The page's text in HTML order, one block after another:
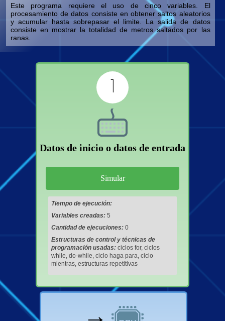
Este programa requiere el uso de cinco variables. El
procesamiento de datos consiste en obtener saltos aleatorios
y acumular hasta sobrepasar el limite. La salida de datos
consiste en mostrar la totalidad de metros saltados por las
ranas.
1
Datos de inicio o datos de entrada
Tiempo de ejecución:
Variables creadas: 5
Cantidad de ejecuciones: 0
Estructuras de control y técnicas de
programación usadas: ciclos for, ciclos
while, do-while, ciclo haga para, ciclo
mientras, estructuras repetitivas